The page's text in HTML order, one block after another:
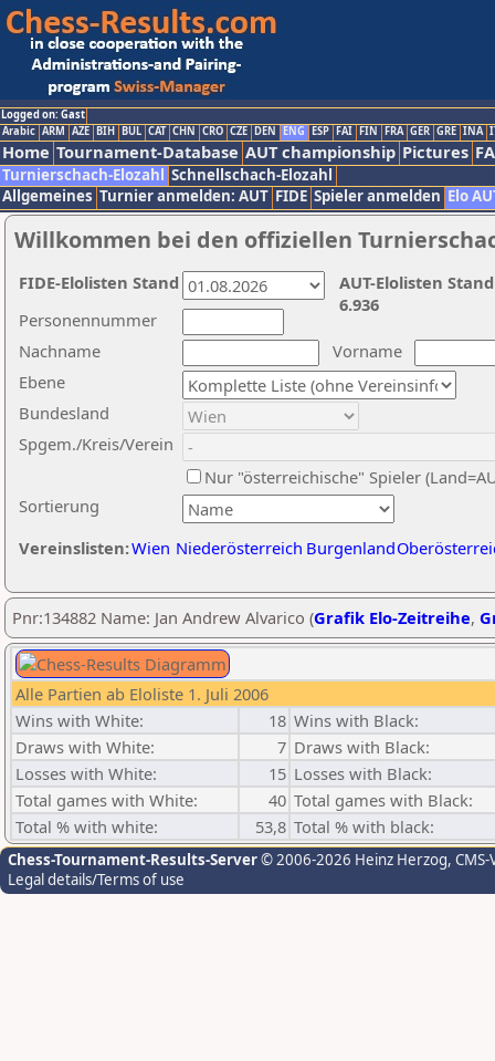
Logged on: Gast
Arabic ARM AZE BIH BUL CAT CHN CRO CZE DEN ENG ESP FAI FIN FRA GER GRE INA
Home Tournament-Database AUT championship Pictures
Turnierschach-Elozahl Schnellschach-Elozahl
Allgemeines Turnier anmelden: AUT FIDE Spieler anmelden Elo
Willkommen bei den offiziellen
Nachname
Vorname
Ebene
Sortierung
Personennummer
Bundesland
Spgem./Kreis/Verein
Nur "österreichische" Spieler
Vereinslisten:Wien Niederösterreich Burgenland
AUT-Elolisten
6.936
FIDE-Elolisten Stand
Pnr:134882 Name: Jan Andrew Alvarico (Grafik Elo-Zeitreihe,
Alle Partien ab Eloliste 1. Juli 2006
Wins with White:
18 Wins with Black:
Draws with White:
7 Draws with Black:
Losses with White:
15 Losses with Black:
Total games with White:
40 Total games with Black:
Total % with white:
53,8 Total % with black:
Chess-Tournament-Results-Server© 2006-2026 Heinz Herzog,
Legal details/Terms of use